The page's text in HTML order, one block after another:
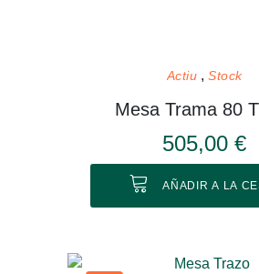
Actiu Stock
Mesa Trama 80
505,00 €
AÑADIR A LA